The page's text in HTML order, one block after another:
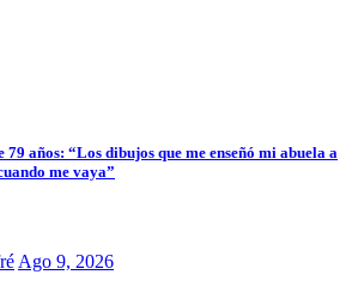
años: “Los dibujos que me enseñó mi abuela a
me vaya”
Ago 9, 2026